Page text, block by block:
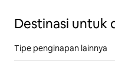
Destinasi untuk
Tipe penginapan lainnya